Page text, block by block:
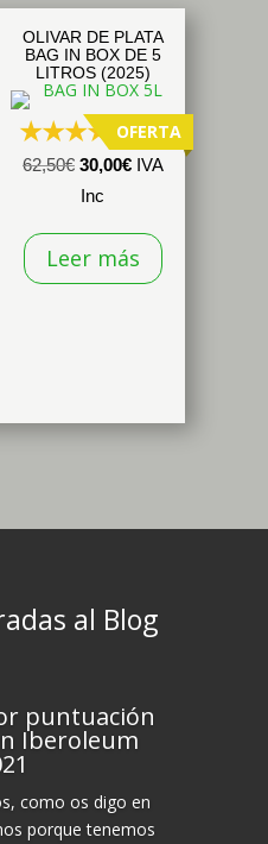
OLIVAR DE PLATA
BAG IN BOX DE 5
LITROS (2025)
OFERTA
(291)
62,50€ El
precio
era:
62,50€.
30,00€El
es:
30,00€.
IVA
Inc
Leer más
al Blog
puntuación
Iberoleum
como os digo en
porque tenemos